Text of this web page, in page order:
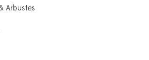
Arbustes